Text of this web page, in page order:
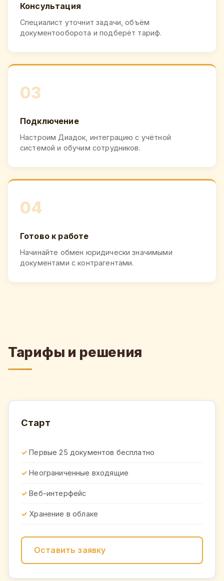
Консультация
Специалист уточнит задачи, объём
документооборота и подберёт тариф.
03
Подключение
Настроим Диадок, интеграцию с учётной
системой и обучим сотрудников.
04
Готово к работе
Начинайте обмен юридически значимыми
документами с контрагентами.
Тарифы и решения
Старт
Первые 25 документов бесплатно
Неограниченные входящие
Веб-интерфейс
Хранение в облаке
Оставить заявку